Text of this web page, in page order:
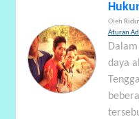
Oleh
Aturan
daya